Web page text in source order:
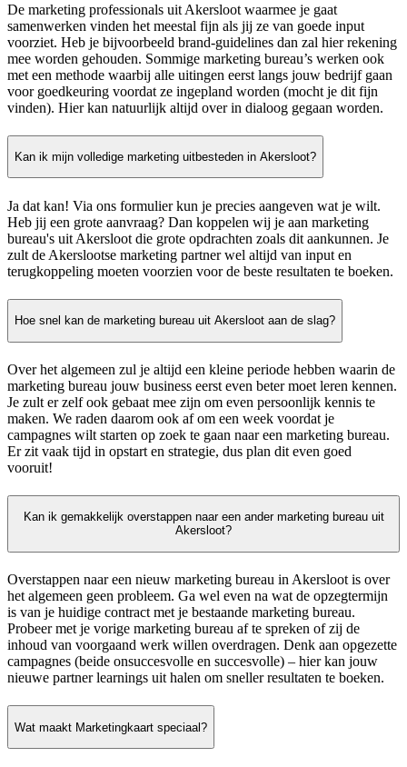
De marketing professionals uit Akersloot waarmee je gaat
samenwerken vinden het meestal fijn als jij ze van goede input
voorziet. Heb je bijvoorbeeld brand-guidelines dan zal hier rekening
mee worden gehouden. Sommige marketing bureau’s werken ook
met een methode waarbij alle uitingen eerst langs jouw bedrijf gaan
voor goedkeuring voordat ze ingepland worden (mocht je dit fijn
vinden). Hier kan natuurlijk altijd over in dialoog gegaan worden.
Kan ik mijn volledige marketing uitbesteden in Akersloot?
Ja dat kan! Via ons formulier kun je precies aangeven wat je wilt.
Heb jij een grote aanvraag? Dan koppelen wij je aan marketing
bureau's uit Akersloot die grote opdrachten zoals dit aankunnen. Je
zult de Akerslootse marketing partner wel altijd van input en
terugkoppeling moeten voorzien voor de beste resultaten te boeken.
Hoe snel kan de marketing bureau uit Akersloot aan de slag?
Over het algemeen zul je altijd een kleine periode hebben waarin de
marketing bureau jouw business eerst even beter moet leren kennen.
Je zult er zelf ook gebaat mee zijn om even persoonlijk kennis te
maken. We raden daarom ook af om een week voordat je
campagnes wilt starten op zoek te gaan naar een marketing bureau.
Er zit vaak tijd in opstart en strategie, dus plan dit even goed
vooruit!
Kan ik gemakkelijk overstappen naar een ander marketing bureau uit
Akersloot?
Overstappen naar een nieuw marketing bureau in Akersloot is over
het algemeen geen probleem. Ga wel even na wat de opzegtermijn
is van je huidige contract met je bestaande marketing bureau.
Probeer met je vorige marketing bureau af te spreken of zij de
inhoud van voorgaand werk willen overdragen. Denk aan opgezette
campagnes (beide onsuccesvolle en succesvolle) – hier kan jouw
nieuwe partner learnings uit halen om sneller resultaten te boeken.
Wat maakt Marketingkaart speciaal?